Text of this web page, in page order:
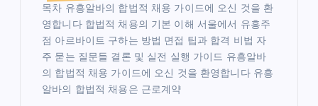
목차 유흥알바의 합법적 채용 가이드에 오신 것을 환
영합니다 합법적 채용의 기본 이해 서울에서 유흥주
점 아르바이트 구하는 방법 면접 팁과 합격 비법 자
주 묻는 질문들 결론 및 실전 실행 가이드 유흥알바
의 합법적 채용 가이드에 오신 것을 환영합니다 유흥
알바의 합법적 채용은 근로계약